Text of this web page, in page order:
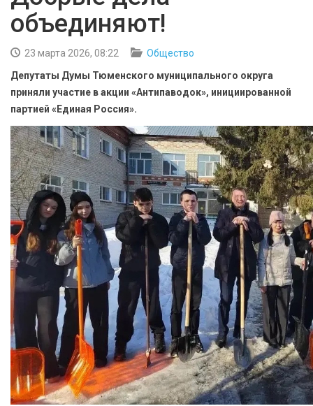
объединяют!
23 марта 2026, 08:22
Общество
Депутаты Думы Тюменского муниципального округа
приняли участие в акции «Антипаводок», инициированной
партией «Единая Россия».